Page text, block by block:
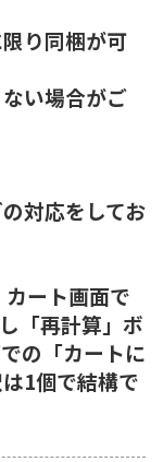
り同梱が可
い場合がご
対応をしてお
ート画面で
「再計算」ボ
の「カートに
1個で結構で